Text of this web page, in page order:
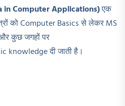
in Computer Applications)एक
को Computer Basics से लेकर MS
कुछ जगहों पर
knowledge दी जाती है।